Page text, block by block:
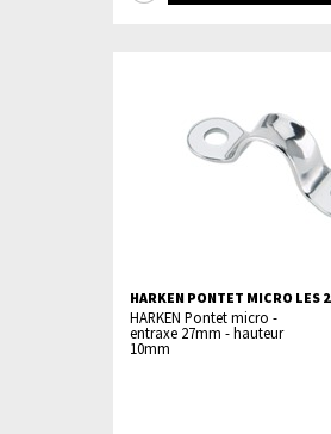
HARKEN PONTET MICRO LES 2
HARKEN Pontet micro -
entraxe 27mm - hauteur
10mm